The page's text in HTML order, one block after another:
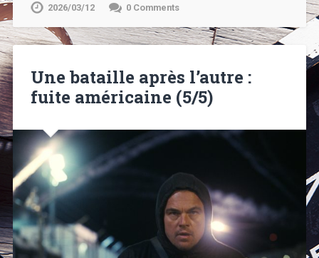
2026/03/12 0 Comments
Une bataille après l’autre :
fuite américaine (5/5)